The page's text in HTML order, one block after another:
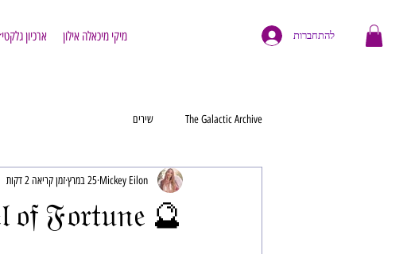
מיקי מיכאלה אילון ארכיון גלקטי להתחברות
The Galactic Archive שירים
🔮 𝔚𝔥𝔢𝔢𝔩 𝔬𝔣 𝔉𝔬𝔯𝔱𝔲𝔫𝔢 🔮
Mickey Eilon 25 במרץ זמן קריאה 2 דקות